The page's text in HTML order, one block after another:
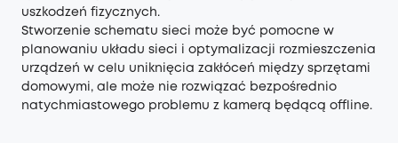
uszkodzeń fizycznych.
Stworzenie schematu sieci może być pomocne w
planowaniu układu sieci i optymalizacji rozmieszczenia
urządzeń w celu uniknięcia zakłóceń między sprzętami
domowymi, ale może nie rozwiązać bezpośrednio
natychmiastowego problemu z kamerą będącą offline.